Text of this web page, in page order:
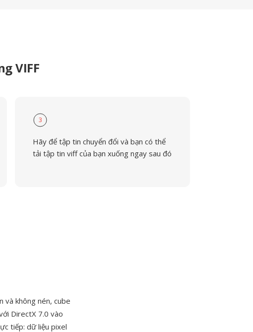
VIFF
3
Hãy để tập tin chuyển đổi và bạn có thể
tải tập tin viff của bạn xuống ngay sau đó
và không nén, cube
DirectX 7.0 vào
tiếp: dữ liệu pixel